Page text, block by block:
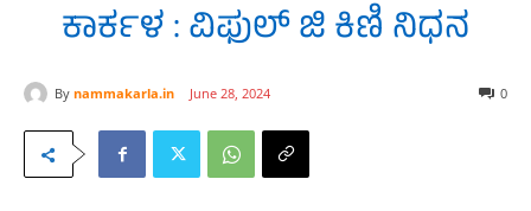
ಕಾರ್ಕಳ : ವಿಫುಲ್ ಜಿ ಕಿಣಿ ನಿಧನ
By nammakarla.in June 28, 2024 0